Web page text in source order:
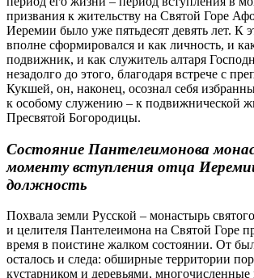
призвания к жительству на Святой Горе
Иеремии было уже пятьдесят девять лет. К
вполне сформировался и как личность, и
подвижник, и как служитель алтаря
незадолго до этого, благодаря встрече с
Кукшей, он, наконец, осознал себя
к особому служению – к подвижнической
Пресвятой Богородицы.
Состояние Пантелеимонова
моменту вступления отца
должность
Похвала земли Русской – монастырь
и целителя Пантелеимона на Святой Горе
время в поистине жалком состоянии. От
осталось и следа: обширные территории
кустарником и деревьями,